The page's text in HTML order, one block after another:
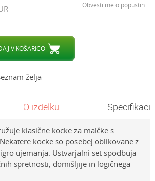
Obvesti me o popustih
V KOŠARICO
želja
O izdelku
klasične kocke za malčke s
kocke so posebej oblikovane z
ujemanja. Ustvarjalni set spodbuja
spretnosti, domišljije in logičnega